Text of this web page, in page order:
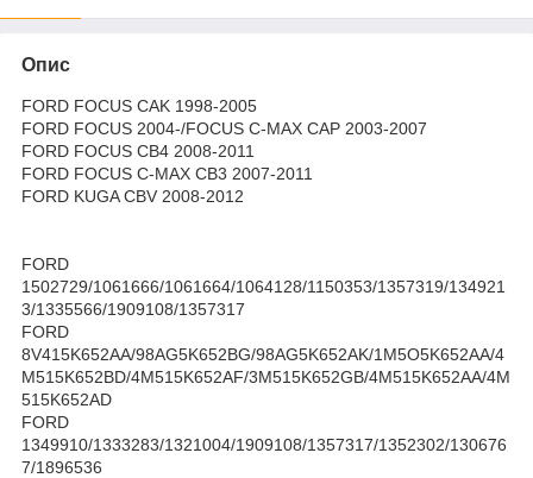
Опис
FORD FOCUS CAK 1998-2005
FORD FOCUS 2004-/FOCUS C-MAX CAP 2003-2007
FORD FOCUS CB4 2008-2011
FORD FOCUS C-MAX CB3 2007-2011
FORD KUGA CBV 2008-2012
FORD
1502729/1061666/1061664/1064128/1150353/1357319/134921
3/1335566/1909108/1357317
FORD
8V415K652AA/98AG5K652BG/98AG5K652AK/1M5O5K652AA/4
M515K652BD/4M515K652AF/3M515K652GB/4M515K652AA/4M
515K652AD
FORD
1349910/1333283/1321004/1909108/1357317/1352302/130676
7/1896536